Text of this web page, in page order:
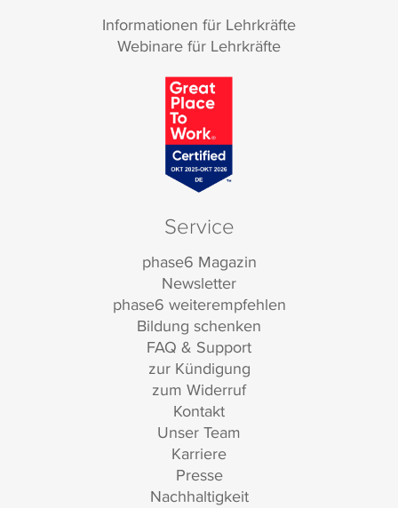
Informationen für Lehrkräfte
Webinare für Lehrkräfte
Service
phase6 Magazin
Newsletter
phase6 weiterempfehlen
Bildung schenken
FAQ & Support
zur Kündigung
zum Widerruf
Kontakt
Unser Team
Karriere
Presse
Nachhaltigkeit